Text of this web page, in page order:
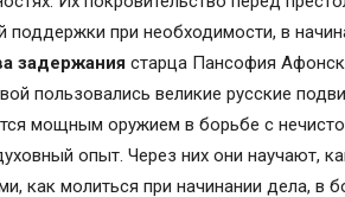
поддержки при необходимости, в
задержания старца Пансофия
пользовались великие русские
мощным оружием в борьбе с
опыт. Через них они научают,
как молиться при начинании дела, в